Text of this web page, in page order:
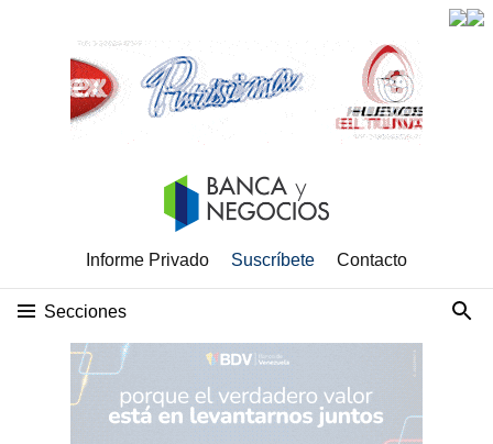
Informe Privado Suscríbete Contacto
Secciones